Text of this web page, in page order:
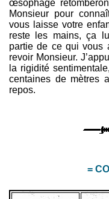
œsophage
Monsieur pour
vous laisse votre
reste les mains, ça
partie de ce qui vous
revoir Monsieur.
la rigidité
centaines de mètres
repos.
=